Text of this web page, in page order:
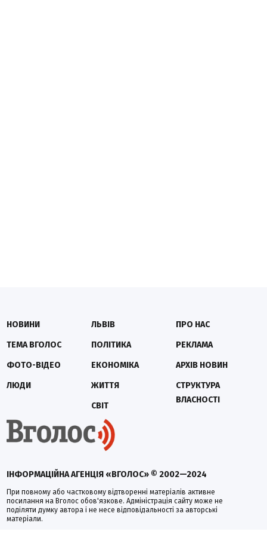
ІНФОРМАЦІЙНА АГЕНЦІЯ «ВГОЛОС» © 2002—2024
При повному або частковому відтворенні матеріалів активне
посилання на Вголос обов'язкове. Адміністрація сайту може не
поділяти думку автора і не несе відповідальності за авторські
матеріали.
НОВИНИ
ТЕМА ВГОЛОС
ФОТО-ВІДЕО
ЛЮДИ
ЛЬВІВ
ПОЛІТИКА
ЕКОНОМІКА
ЖИТТЯ
СВІТ
ПРО НАС
РЕКЛАМА
АРХІВ НОВИН
СТРУКТУРА
ВЛАСНОСТІ